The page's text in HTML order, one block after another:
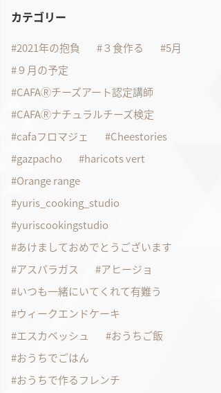
カテゴリー
2021年の抱負 ３食作る
5月
９月の予定
CAFAⓇチーズアート認定講師
CAFAⓇナチュラルチーズ検定
cafaフロマジェ
Cheestories
gazpacho
haricots vert
Orange range
yuris_cooking_studio
yuriscookingstudio
あけましておめでとうございます
アスパラガス
アヒージョ
いつも一緒にいてくれて有難う
ウィークエンドケーキ
エスカベッシュ
おうちご飯
おうちでごはん
おうちで作るフレンチ